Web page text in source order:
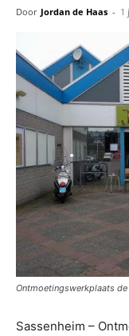
Door Jordan de Haas - 1
Ontmoetingswerkplaats
Sassenheim –